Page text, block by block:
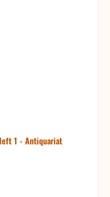
1 - Antiquariat